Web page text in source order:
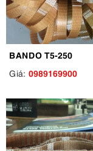
BANDO T5-250
Giá: 0989169900